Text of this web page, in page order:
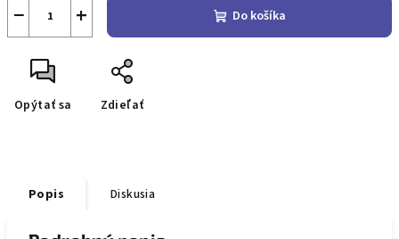
+
− Do košíka
Opýtať sa Zdieľať
Popis Diskusia